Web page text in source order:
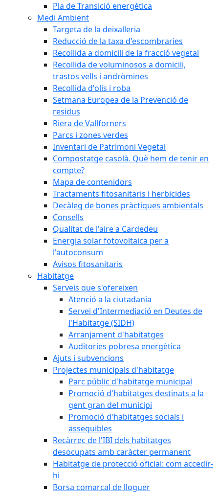
Pla de Transició energètica
Medi Ambient
Targeta de la deixalleria
Reducció de la taxa d'escombraries
Recollida a domicili de la fracció vegetal
Recollida de voluminosos a domicili,
trastos vells i andròmines
Recollida d'olis i roba
Setmana Europea de la Prevenció de
residus
Riera de Vallforners
Parcs i zones verdes
Inventari de Patrimoni Vegetal
Compostatge casolà. Què hem de tenir en
compte?
Mapa de contenidors
Tractaments fitosanitaris i herbicides
Decàleg de bones pràctiques ambientals
Consells
Qualitat de l'aire a Cardedeu
Energia solar fotovoltaica per a
l'autoconsum
Avisos fitosanitaris
Habitatge
Serveis que s'ofereixen
Atenció a la ciutadania
Servei d'Intermediació en Deutes de
l'Habitatge (SIDH)
Arranjament d'habitatges
Auditories pobresa energètica
Ajuts i subvencions
Projectes municipals d'habitatge
Parc públic d'habitatge municipal
Promoció d'habitatges destinats a la
gent gran del municipi
Promoció d'habitatges socials i
assequibles
Recàrrec de l'IBI dels habitatges
desocupats amb caràcter permanent
Habitatge de protecció oficial: com accedir-
hi
Borsa comarcal de lloguer